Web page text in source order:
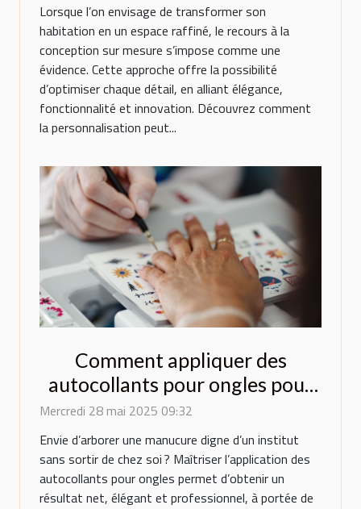
Lorsque l’on envisage de transformer son
habitation en un espace raffiné, le recours à la
conception sur mesure s’impose comme une
évidence. Cette approche offre la possibilité
d’optimiser chaque détail, en alliant élégance,
fonctionnalité et innovation. Découvrez comment
la personnalisation peut...
Comment appliquer des
autocollants pour ongles pour
un résultat professionnel
Mercredi 28 mai 2025 09:32
Envie d’arborer une manucure digne d’un institut
sans sortir de chez soi ? Maîtriser l’application des
autocollants pour ongles permet d’obtenir un
résultat net, élégant et professionnel, à portée de